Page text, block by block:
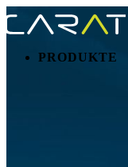
PRODUKTE